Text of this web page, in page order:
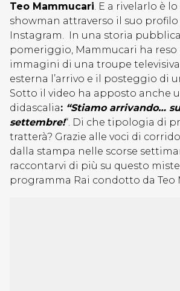
Teo Mammucari. E a rivelarlo è lo
showman attraverso il suo
Instagram. In una storia
pomeriggio, Mammucari ha
immagini di una troupe
esterna l’arrivo e il posteggio di
Sotto il video ha apposto anche
didascalia: “Stiamo arrivando…
settembre!“. Di che tipologia di
tratterà? Grazie alle voci di
dalla stampa nelle scorse
raccontarvi di più su questo
programma Rai condotto da Teo